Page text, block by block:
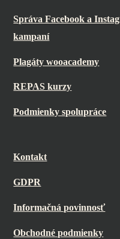
Správa Facebook a
kampaní
Plagáty wooacademy
REPAS kurzy
Podmienky spolupráce
Kontakt
GDPR
Informačná povinnosť
Obchodné podmienky